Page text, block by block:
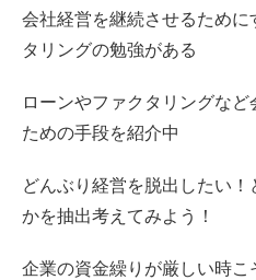
会社経営を継続させるために
タリングの勉強がある
ローンやファクタリングな
ための手段を紹介中
どんぶり経営を脱出したい
かを抽出考えてみよう！
企業の資金繰りが厳しい時